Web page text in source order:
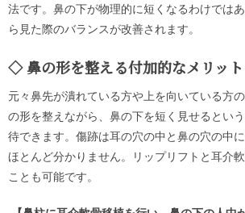
法です。鼻の下が物理的に短くなるわけでは
ら見た際のバランスが改善されます。
鼻の形を整える付加的なメリット
元々鼻先が潰れている方や上を向いている方
の形を整えながら、鼻の下を短く見せるとい
待できます。傷跡は耳の穴の中と鼻の穴の中
ほとんど分かりません。リップリフトと耳介
ことも可能です。